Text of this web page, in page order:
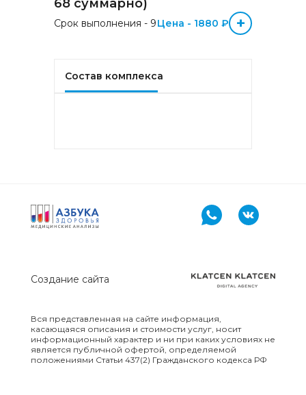
rBet v4)
травы» IgE (ImmunoCAP)
аллергокомпонент, g213 rPhl p1,
(аллергокомпоненты: Амброзия
w230 nAmb a1, Полынь, w231
nArt v1 и w233 nArt v3,
(Дрожжи пекарские f45, Яйцо
f245, Триптаза)
Аллергокомплекс
68 суммарно)
Срок выполнения - 9Цена - 1880 ₽ +
Состав комплекса
Вся представленная на сайте информация,
касающаяся описания и стоимости услуг, носит
информационный характер и ни при каких условиях не
является публичной офертой, определяемой
положениями Статьи 437(2) Гражданского кодекса РФ
Создание сайта